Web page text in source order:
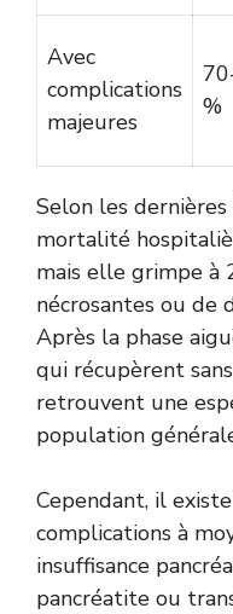
Avec
complications
majeures
%
Selon les
mortalité
mais elle grimpe à
nécrosantes ou de
Après la phase
qui récupèrent
retrouvent une
population
Cependant, il
complications à
insuffisance
pancréatite ou